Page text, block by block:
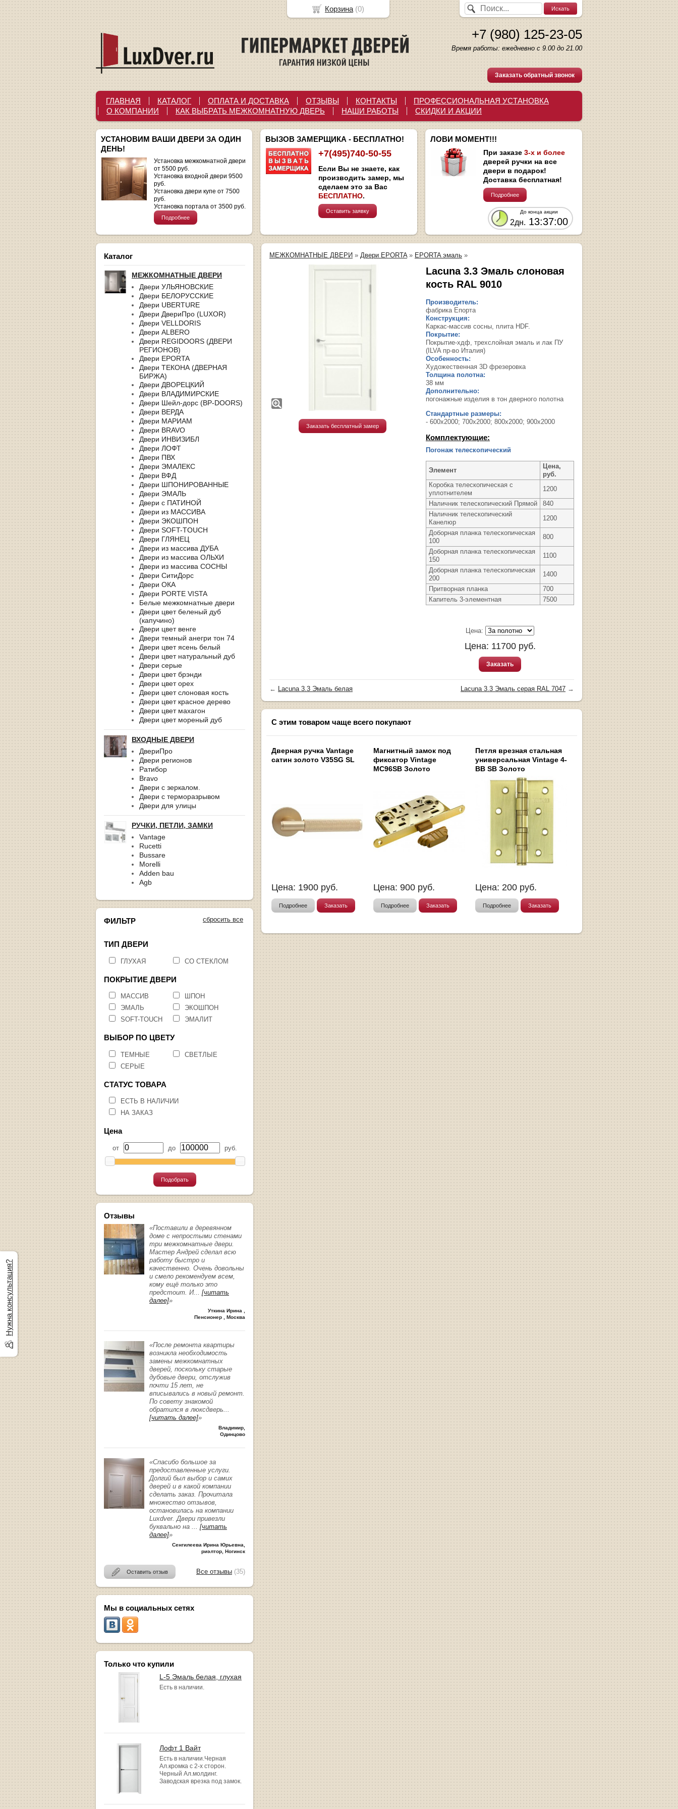
+7 (980) 125-23-05
Время работы: ежедневно с 9.00 до 21.00
Заказать обратный звонок
ГЛАВНАЯ КАТАЛОГ ОПЛАТА И ДОСТАВКА ОТЗЫВЫ КОНТАКТЫ
ПРОФЕССИОНАЛЬНАЯ УСТАНОВКА
О КОМПАНИИ
КАК ВЫБРАТЬ МЕЖКОМНАТНУЮ ДВЕРЬ НАШИ РАБОТЫ СКИДКИ И АКЦИИ
УСТАНОВИМ ВАШИ ДВЕРИ ЗА ОДИН
ДЕНЬ!
Установка межкомнатной двери
от 5500 руб.
Установка входной двери 9500
руб.
Установка двери купе от 7500
руб.
Установка портала от 3500 руб.
Подробнее
ВЫЗОВ ЗАМЕРЩИКА - БЕСПЛАТНО!
+7(495)740-50-55
Если Вы не знаете, как
производить замер, мы
сделаем это за Вас
БЕСПЛАТНО.
Оставить заявку
ЛОВИ МОМЕНТ!!!
При заказе 3-х и более
дверей ручки на все
двери в подарок!
Доставка бесплатная!
Подробнее
До конца акции
2дн. 13:36:59
Каталог
МЕЖКОМНАТНЫЕ ДВЕРИ
Двери УЛЬЯНОВСКИЕ
Двери БЕЛОРУССКИЕ
Двери UBERTURE
Двери ДвериПро (LUXOR)
Двери VELLDORIS
Двери ALBERO
Двери REGIDOORS (ДВЕРИ
РЕГИОНОВ)
Двери EPORTA
Двери ТЕКОНА (ДВЕРНАЯ
БИРЖА)
Двери ДВОРЕЦКИЙ
Двери ВЛАДИМИРСКИЕ
Двери Шейл-дорс (BP-DOORS)
Двери ВЕРДА
Двери МАРИАМ
Двери BRAVO
Двери ИНВИЗИБЛ
Двери ЛОФТ
Двери ПВХ
Двери ЭМАЛЕКС
Двери ВФД
Двери ШПОНИРОВАННЫЕ
Двери ЭМАЛЬ
Двери с ПАТИНОЙ
Двери из МАССИВА
Двери ЭКОШПОН
Двери SOFT-TOUCH
Двери ГЛЯНЕЦ
Двери из массива ДУБА
Двери из массива ОЛЬХИ
Двери из массива СОСНЫ
Двери СитиДорс
Двери ОКА
Двери PORTE VISTA
Белые межкомнатные двери
Двери цвет беленый дуб
(капучино)
Двери цвет венге
Двери темный анегри тон 74
Двери цвет ясень белый
Двери цвет натуральный дуб
Двери серые
Двери цвет брэнди
Двери цвет орех
Двери цвет слоновая кость
Двери цвет красное дерево
Двери цвет махагон
Двери цвет мореный дуб
ВХОДНЫЕ ДВЕРИ
ДвериПро
Двери регионов
Ратибор
Bravo
Двери с зеркалом.
Двери с терморазрывом
Двери для улицы
РУЧКИ, ПЕТЛИ, ЗАМКИ
Vantage
Rucetti
Bussare
Morelli
Adden bau
Agb
сбросить все
ФИЛЬТР
ТИП ДВЕРИ
ГЛУХАЯ СО СТЕКЛОМ
ПОКРЫТИЕ ДВЕРИ
МАССИВ
ШПОН
ЭМАЛЬ
ЭКОШПОН
SOFT-TOUCH
ЭМАЛИТ
ВЫБОР ПО ЦВЕТУ
ТЕМНЫЕ
СВЕТЛЫЕ
СЕРЫЕ
СТАТУС ТОВАРА
ЕСТЬ В НАЛИЧИИ
НА ЗАКАЗ
Цена
от до руб.
Подобрать
Отзывы
«Поставили в деревянном
доме с непростыми стенами
три межкомнатные двери.
Мастер Андрей сделал всю
работу быстро и
качественно. Очень довольны
и смело рекомендуем всем,
кому ещё только это
предстоит. И... [читать
далее]»
Уткина Ирина ,
Пенсионер , Москва
«После ремонта квартиры
возникла необходимость
замены межкомнатных
дверей, поскольку старые
дубовые двери, отслужив
почти 15 лет, не
вписывались в новый ремонт.
По совету знакомой
обратился в люксдверь...
[читать далее]»
Владимир,
Одинцово
«Спасибо большое за
предоставленные услуги.
Долгий был выбор и самих
дверей и в какой компании
сделать заказ. Прочитала
множество отзывов,
остановилась на компании
Luxdver. Двери привезли
буквально на ... [читать
далее]»
Сенгилеева Ирина Юрьевна,
риэлтор, Ногинск
Оставить отзыв Все отзывы (35)
Мы в социальных сетях
Только что купили
L-5 Эмаль белая, глухая
Есть в наличии.
Лофт 1 Вайт
Есть в наличии.Черная
Ал.кромка с 2-х сторон.
Черный Ал.молдинг.
Заводская врезка под замок.
МЕЖКОМНАТНЫЕ ДВЕРИ » Двери EPORTA» EPORTA эмаль »
Заказать бесплатный замер
Lacuna 3.3 Эмаль слоновая
кость RAL 9010
Производитель:
фабрика Епорта
Конструкция:
Каркас-массив сосны, плита HDF.
Покрытие:
Покрытие-хдф, трехслойная эмаль и лак ПУ
(ILVA пр-во Италия)
Особенность:
Художественная 3D фрезеровка
Толщина полотна:
38 мм
Дополнительно:
погонажные изделия в тон дверного полотна
Стандартные размеры:
- 600х2000; 700х2000; 800х2000; 900х2000
Комплектующие:
Погонаж телескопический
Элемент
Цена,
руб.
Коробка телескопическая с
уплотнителем
1200
Наличник телескопический Прямой
840
Наличник телескопический
Канелюр
1200
Доборная планка телескопическая
100
800
Доборная планка телескопическая
150
1100
Доборная планка телескопическая
200
1400
Притворная планка
700
Капитель 3-элементная
7500
Цена:
Цена: 11700руб.
Заказать
← Lacuna 3.3 Эмаль белая Lacuna 3.3 Эмаль серая RAL 7047 →
С этим товаром чаще всего покупают
Дверная ручка Vantage
сатин золото V35SG SL
Цена: 1900 руб.
Подробнее Заказать
Магнитный замок под
фиксатор Vintage
MC96SB Золото
Цена: 900 руб.
Подробнее Заказать
Петля врезная стальная
универсальная Vintage 4-
BB SB Золото
Цена: 200 руб.
Подробнее Заказать
Нужна консультация?
Корзина (0)